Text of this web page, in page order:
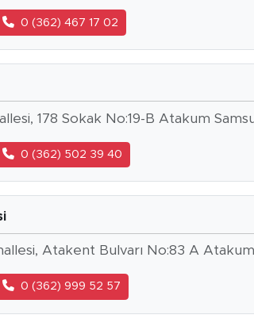
0 (362) 467 17 02
178 Sokak No:19-B Atakum
0 (362) 502 39 40
Atakent Bulvarı No:83 A
0 (362) 999 52 57